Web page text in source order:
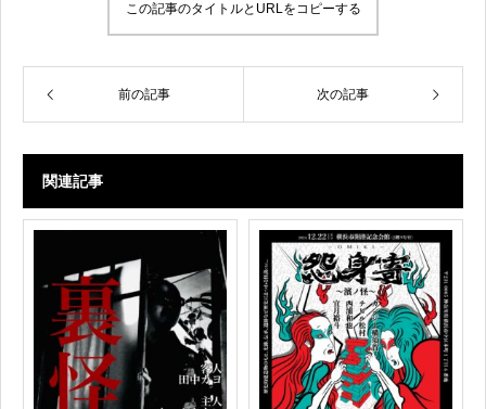
この記事のタイトルとURLをコピーする
前の記事 次の記事
関連記事